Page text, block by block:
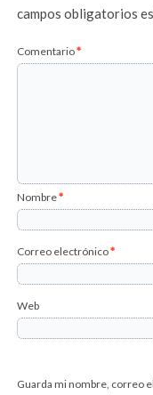
campos obligatorios
Comentario*
Nombre*
Correo electrónico*
Web
Guarda mi nombre, correo